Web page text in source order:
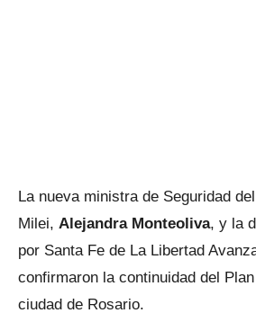
La nueva ministra de Seguridad
Milei, Alejandra Monteoliva, y la
por Santa Fe de La Libertad
confirmaron la continuidad del
ciudad de Rosario.